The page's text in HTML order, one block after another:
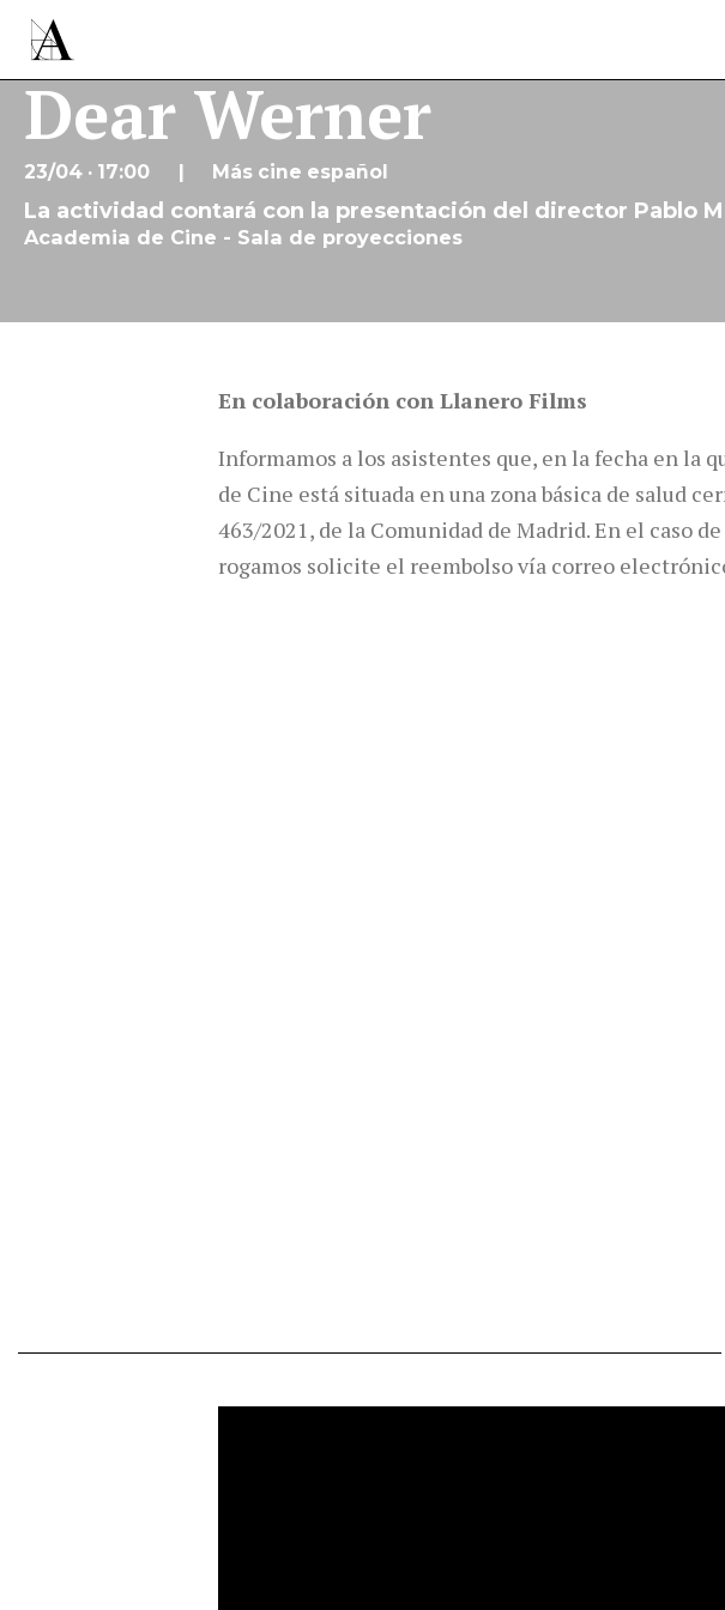
Dear Werner
23/04 · 17:00 Más cine español
La actividad contará con la presentación del director Pablo
Academia de Cine - Sala de proyecciones
En colaboración con Llanero Films
Informamos a los asistentes que, en la fecha en la
de Cine está situada en una zona básica de salud
463/2021, de la Comunidad de Madrid. En el caso
rogamos solicite el reembolso vía correo